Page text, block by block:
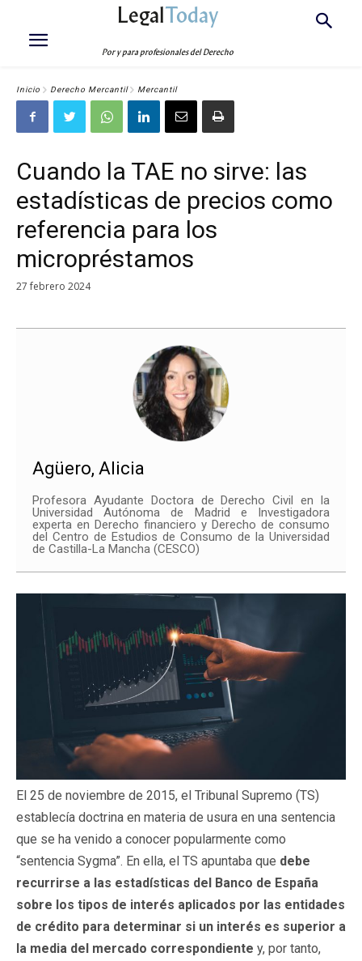
LegalToday
Por y para profesionales del Derecho
Inicio Derecho Mercantil Mercantil
Cuando la TAE no sirve: las
estadísticas de precios como
referencia para los
micropréstamos
27 febrero 2024
Agüero, Alicia
Profesora Ayudante Doctora de Derecho Civil en la
Universidad Autónoma de Madrid e Investigadora
experta en Derecho financiero y Derecho de consumo
del Centro de Estudios de Consumo de la Universidad
de Castilla-La Mancha (CESCO)
El 25 de noviembre de 2015, el Tribunal Supremo (TS)
establecía doctrina en materia de usura en una sentencia
que se ha venido a conocer popularmente como
“sentencia Sygma”. En ella, el TS apuntaba que debe
recurrirse a las estadísticas del Banco de España
sobre los tipos de interés aplicados por las entidades
de crédito para determinar si un interés es superior a
la media del mercado correspondiente y, por tanto,